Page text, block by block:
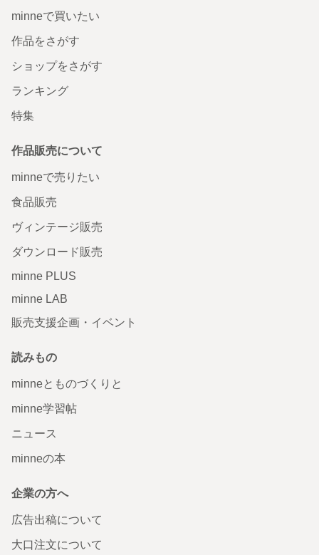
minneで買いたい
作品をさがす
ショップをさがす
ランキング
特集
作品販売について
minneで売りたい
食品販売
ヴィンテージ販売
ダウンロード販売
minne PLUS
minne LAB
販売支援企画・イベント
読みもの
minneとものづくりと
minne学習帖
ニュース
minneの本
企業の方へ
広告出稿について
大口注文について